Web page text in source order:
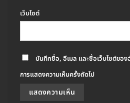
เว็บไซต์
บันทึกชื่อ, อีเมล และชื่อเว็บไซต์ของ
การแสดงความเห็นครั้งถัดไป